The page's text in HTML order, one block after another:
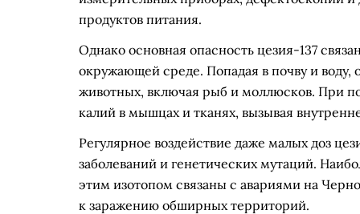
продуктов питания.
Однако основная опасность цезия-137
окружающей среде. Попадая в почву и воду,
животных, включая рыб и моллюсков. При
калий в мышцах и тканях, вызывая
Регулярное воздействие даже малых доз
заболеваний и генетических мутаций.
этим изотопом связаны с авариями на
к заражению обширных территорий.